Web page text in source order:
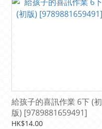
給孩子的喜訊作業 6下 (初
版) [9789881659491]
HK$14.00